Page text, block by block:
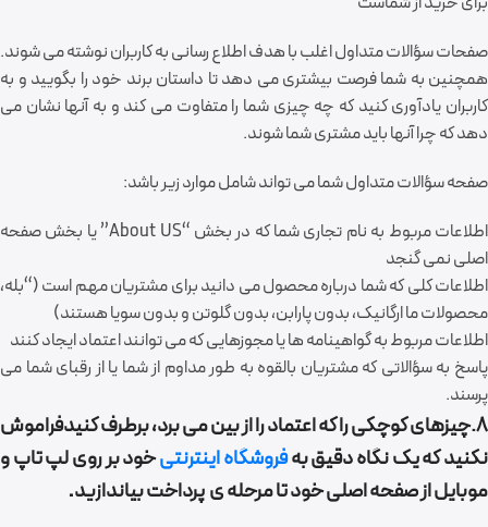
صفحات سؤالات متداول اغلب با هدف اطلاع رسانی به کاربران نوشته می شوند.
همچنین به شما فرصت بیشتری می دهد تا داستان برند خود را بگویید و به
کاربران یادآوری کنید که چه چیزی شما را متفاوت می کند و به آنها نشان می
دهد که چرا آنها باید مشتری شما شوند.
صفحه سؤالات متداول شما می تواند شامل موارد زیر باشد:
اطلاعات مربوط به نام تجاری شما که در بخش “About US” یا بخش صفحه
اصلی نمی گنجد
اطلاعات کلی که شما درباره محصول می دانید برای مشتریان مهم است (“بله،
محصولات ما ارگانیک، بدون پارابن، بدون گلوتن و بدون سویا هستند)
اطلاعات مربوط به گواهینامه ها یا مجوزهایی که می توانند اعتماد ایجاد کنند
پاسخ به سؤالاتی که مشتریان بالقوه به طور مداوم از شما یا از رقبای شما می
پرسند.
8.چیزهای کوچکی را که اعتماد را از بین می برد، برطرف کنیدفراموش
نکنید که یک نگاه دقیق بهفروشگاه اینترنتیخود بر روی لپ تاپ و
موبایل از صفحه اصلی خود تا مرحله ی پرداخت بیاندازید.